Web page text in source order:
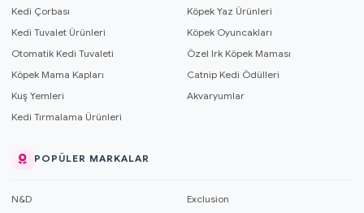
Kedi Çorbası
Köpek Yaz Ürünleri
Kedi Tuvalet Ürünleri
Köpek Oyuncakları
Otomatik Kedi Tuvaleti
Özel Irk Köpek Maması
Köpek Mama Kapları
Catnip Kedi Ödülleri
Kuş Yemleri
Akvaryumlar
Kedi Tırmalama Ürünleri
POPÜLER MARKALAR
N&D
Exclusion